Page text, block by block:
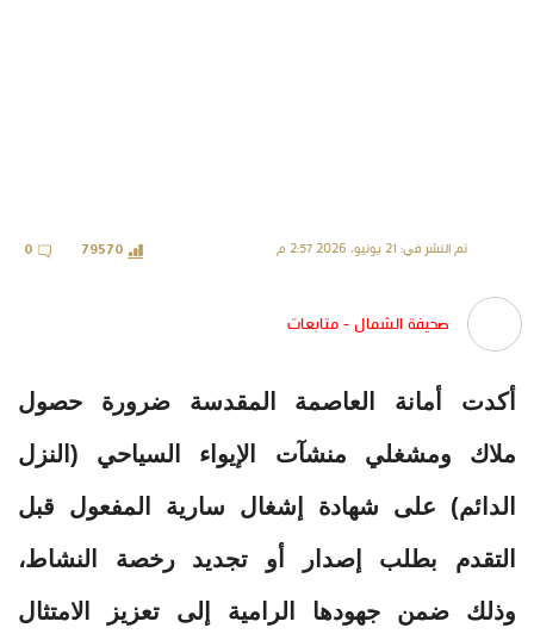
تم النشر في: 21 يونيو، 2026 2:57 م 79570
0
صحيفة الشمال - متابعات
أكدت أمانة العاصمة المقدسة ضرورة حصول
ملاك ومشغلي منشآت الإيواء السياحي (النزل
الدائم) على شهادة إشغال سارية المفعول قبل
التقدم بطلب إصدار أو تجديد رخصة النشاط،
وذلك ضمن جهودها الرامية إلى تعزيز الامتثال